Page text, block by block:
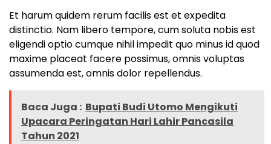
Et harum quidem rerum facilis est et expedita
distinctio. Nam libero tempore, cum soluta nobis est
eligendi optio cumque nihil impedit quo minus id quod
maxime placeat facere possimus, omnis voluptas
assumenda est, omnis dolor repellendus.
Baca Juga : Bupati Budi Utomo Mengikuti
Upacara Peringatan Hari Lahir Pancasila
Tahun 2021